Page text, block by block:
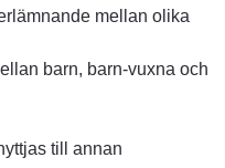
mellan olika
barn, barn-vuxna och
till annan